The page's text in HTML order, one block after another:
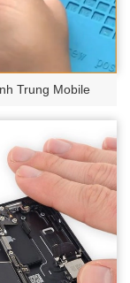
Trung Mobile